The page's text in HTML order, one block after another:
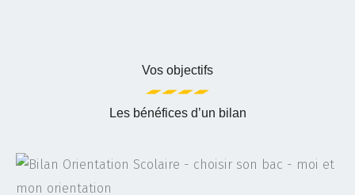
Vos objectifs
Les bénéfices d’un bilan